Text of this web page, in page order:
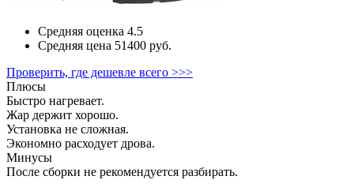
Средняя оценка 4.5
Средняя цена 51400 руб.
Проверить, где дешевле всего >>>
Плюсы
Быстро нагревает.
Жар держит хорошо.
Установка не сложная.
Экономно расходует дрова.
Минусы
После сборки не рекомендуется разбирать.